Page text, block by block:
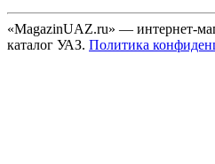
«MagazinUAZ.ru» — интернет-
каталог УАЗ. Политика